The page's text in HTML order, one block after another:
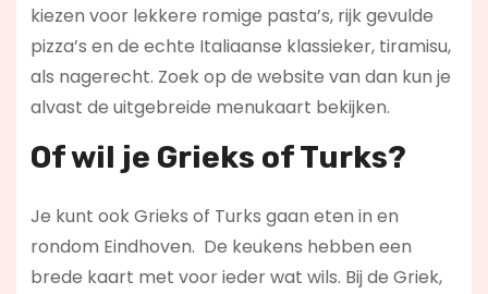
kiezen voor lekkere romige pasta’s, rijk gevulde
pizza’s en de echte Italiaanse klassieker, tiramisu,
als nagerecht. Zoek op de website van dan kun je
alvast de uitgebreide menukaart bekijken.
Of wil je Grieks of Turks?
Je kunt ook Grieks of Turks gaan eten in en
rondom Eindhoven. De keukens hebben een
brede kaart met voor ieder wat wils. Bij de Griek,